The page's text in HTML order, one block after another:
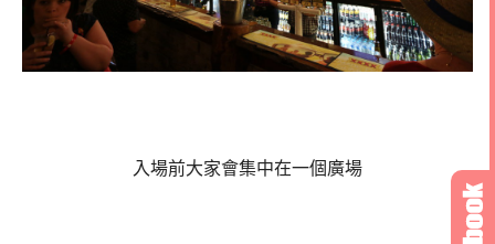
入場前大家會集中在一個廣場